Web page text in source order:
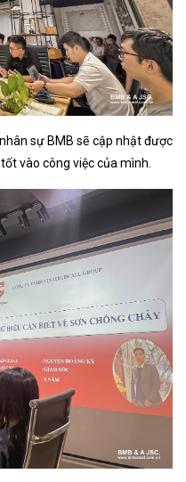
sự BMB sẽ cập nhật được
vào công việc của mình.